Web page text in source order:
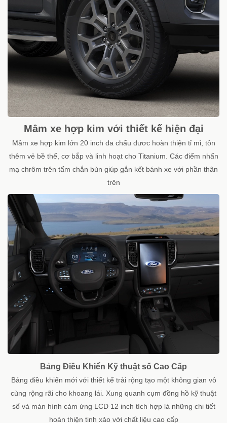
Mâm xe hợp kim với thiết kế hiện đại
Mâm xe hợp kim lớn 20 inch đa chấu đươc hoàn thiện tỉ mỉ, tôn
thêm vẻ bề thế, cơ bắp và linh hoạt cho Titanium. Các điểm nhấn
mạ chrôm trên tấm chắn bùn giúp gắn kết bánh xe với phần thân
trên
Bảng Điều Khiển Kỹ thuật số Cao Cấp
Bảng điều khiển mới với thiết kế trải rộng tạo một không gian vô
cùng rộng rãi cho khoang lái. Xung quanh cụm đồng hồ kỹ thuật
số và màn hình cảm ứng LCD 12 inch tích hợp là những chi tiết
hoàn thiện tinh xảo với chất liệu cao cấp